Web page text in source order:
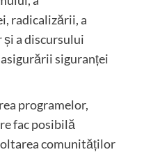
radicalizării, a
a discursului
siguranței
programelor,
fac posibilă
comunităților